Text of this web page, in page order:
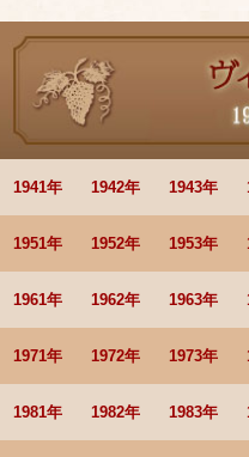
1941年 1942年 1943年
1951年 1952年 1953年
1961年 1962年 1963年
1971年 1972年 1973年
1981年 1982年 1983年